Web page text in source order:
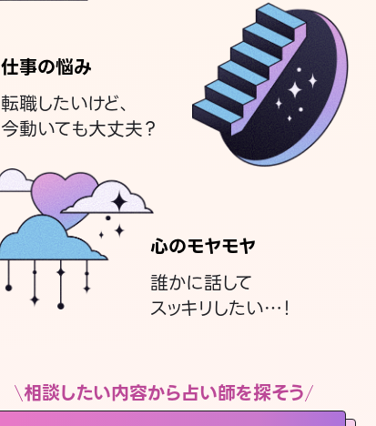
仕事の悩み
転職したいけど、
今動いても大丈夫？
心のモヤモヤ
誰かに話して
スッキリしたい…！
相談したい内容から占い師を探そう